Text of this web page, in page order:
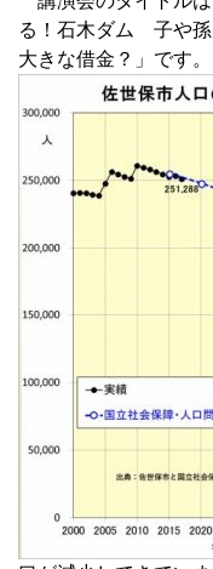
る！石木ダム 子や
大きな借金？」です。